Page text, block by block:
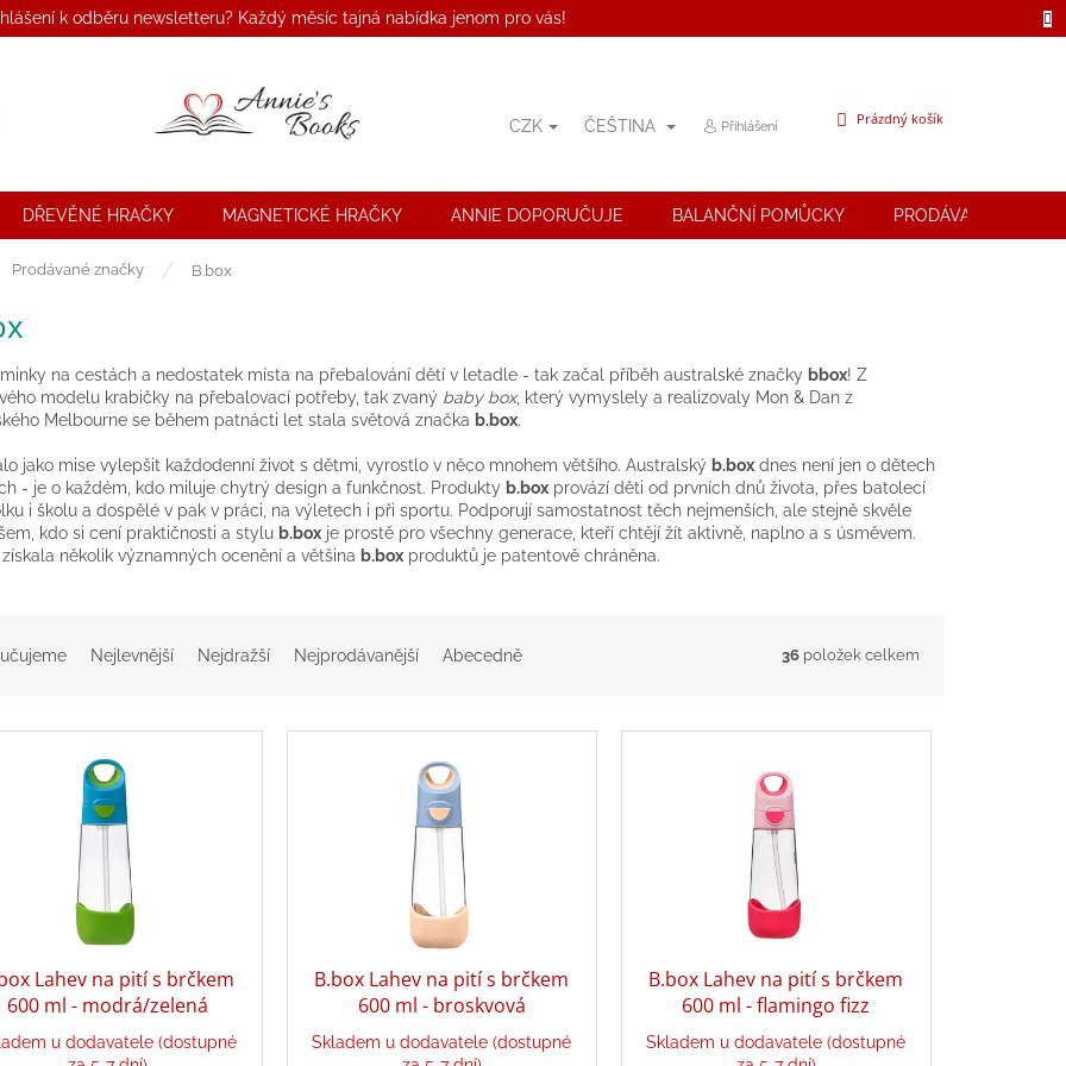
k odběru newsletteru? Každý měsíc tajná nabídka jenom pro vás!
CZK ČEŠTINA Přihlášení
NÁKUPNÍ
Prázdný košík
DŘEVĚNÉ HRAČKY MAGNETICKÉ HRAČKY ANNIE DOPORUČUJE BALANČNÍ POMŮCKY PRODÁVANÉ ZNAČKY
Prodávané značky B.box
na cestách a nedostatek místa na přebalování dětí v letadle - tak začal příběh australské značky bbox! Z
modelu krabičky na přebalovací potřeby, tak zvaný baby box, který vymyslely a realizovaly Mon & Dan z
Melbourne se během patnácti let stala světová značka b.box.
jako mise vylepšit každodenní život s dětmi, vyrostlo v něco mnohem většího. Australský b.box dnes není jen o dětech
- je o každém, kdo miluje chytrý design a funkčnost. Produkty b.box provází děti od prvních dnů života, přes batolecí
i školu a dospělé v pak v práci, na výletech i při sportu. Podporují samostatnost těch nejmenších, ale stejně skvěle
kdo si cení praktičnosti a stylu b.box je prostě pro všechny generace, kteří chtějí žít aktivně, naplno a s úsměvem.
několik významných ocenění a většina b.box produktů je patentově chráněna.
Nejlevnější Nejdražší Nejprodávanější Abecedně 36 položek celkem
Lahev na pití s brčkem
600 ml - modrá/zelená
u dodavatele (dostupné
B.box Lahev na pití s brčkem
600 ml - broskvová
Skladem u dodavatele (dostupné
B.box Lahev na pití s brčkem
600 ml - flamingo fizz
Skladem u dodavatele (dostupné